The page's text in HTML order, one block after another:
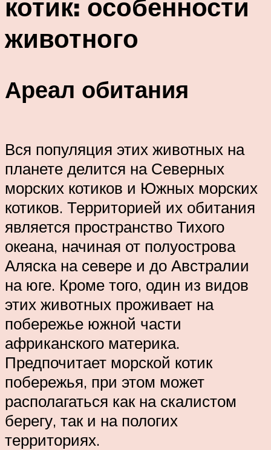
котик: особенности
животного
Ареал обитания
Вся популяция этих животных на
планете делится на Северных
морских котиков и Южных морских
котиков. Территорией их обитания
является пространство Тихого
океана, начиная от полуострова
Аляска на севере и до Австралии
на юге. Кроме того, один из видов
этих животных проживает на
побережье южной части
африканского материка.
Предпочитает морской котик
побережья, при этом может
располагаться как на скалистом
берегу, так и на пологих
территориях.